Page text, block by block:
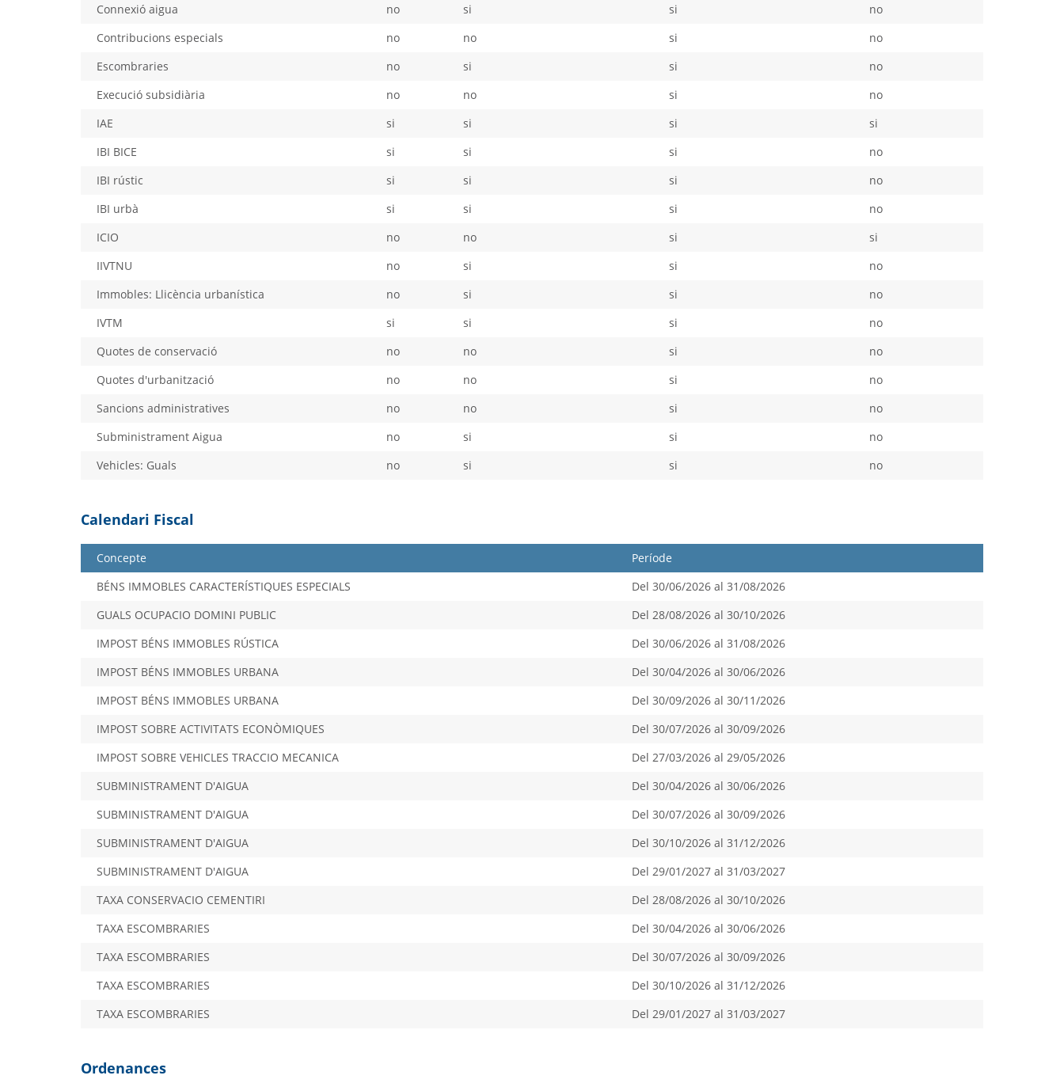
Connexió aigua
no si si
no
Contribucions especials
no no si
no
Escombraries
no si si
no
Execució subsidiària
no no si
no
IAE
si si si
si
IBI BICE
si si si
no
IBI rústic
si si si
no
IBI urbà
si si si
no
ICIO
no no si
si
IIVTNU
no si si
no
Immobles: Llicència urbanística
no si si
no
IVTM
si si si
no
Quotes de conservació
no no si
no
Quotes d'urbanització
no no si
no
Sancions administratives
no no si
no
Subministrament Aigua
no si si
no
Vehicles: Guals
no si si no
Calendari Fiscal
Concepte
Període
BÉNS IMMOBLES CARACTERÍSTIQUES ESPECIALS
Del 30/06/2026 al 31/08/2026
GUALS OCUPACIO DOMINI PUBLIC
Del 28/08/2026 al 30/10/2026
IMPOST BÉNS IMMOBLES RÚSTICA
Del 30/06/2026 al 31/08/2026
IMPOST BÉNS IMMOBLES URBANA
Del 30/04/2026 al 30/06/2026
IMPOST BÉNS IMMOBLES URBANA
Del 30/09/2026 al 30/11/2026
IMPOST SOBRE ACTIVITATS ECONÒMIQUES
Del 30/07/2026 al 30/09/2026
IMPOST SOBRE VEHICLES TRACCIO MECANICA
Del 27/03/2026 al 29/05/2026
SUBMINISTRAMENT D'AIGUA
Del 30/04/2026 al 30/06/2026
SUBMINISTRAMENT D'AIGUA
Del 30/07/2026 al 30/09/2026
SUBMINISTRAMENT D'AIGUA
Del 30/10/2026 al 31/12/2026
SUBMINISTRAMENT D'AIGUA
Del 29/01/2027 al 31/03/2027
TAXA CONSERVACIO CEMENTIRI
Del 28/08/2026 al 30/10/2026
TAXA ESCOMBRARIES
Del 30/04/2026 al 30/06/2026
TAXA ESCOMBRARIES
Del 30/07/2026 al 30/09/2026
TAXA ESCOMBRARIES
Del 30/10/2026 al 31/12/2026
TAXA ESCOMBRARIES
Del 29/01/2027 al 31/03/2027
Ordenances